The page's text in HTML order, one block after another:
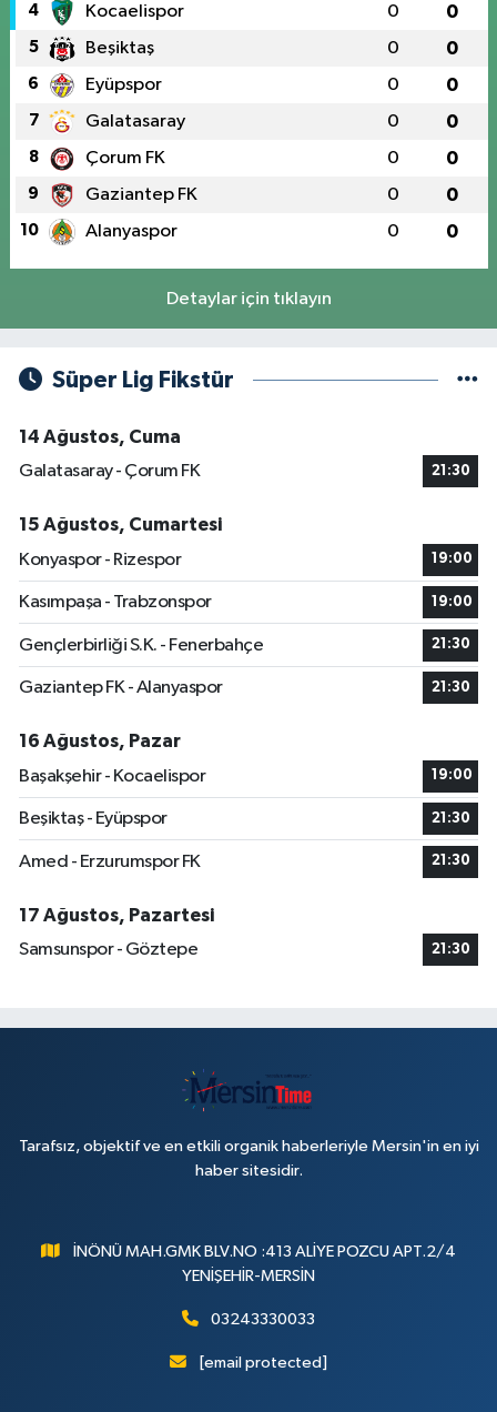
4 Kocaelispor 0 0
5 Beşiktaş 0 0
6 Eyüpspor 0 0
7 Galatasaray 0 0
8 Çorum FK 0 0
9 Gaziantep FK 0 0
10 Alanyaspor 0 0
Detaylar için tıklayın
Süper Lig Fikstür
14 Ağustos, Cuma
Galatasaray - Çorum FK
21:30
15 Ağustos, Cumartesi
Konyaspor - Rizespor
19:00
Kasımpaşa - Trabzonspor 19:00
Gençlerbirliği S.K. - Fenerbahçe 21:30
Gaziantep FK - Alanyaspor 21:30
16 Ağustos, Pazar
Başakşehir - Kocaelispor
19:00
Beşiktaş - Eyüpspor 21:30
Amed - Erzurumspor FK 21:30
17 Ağustos, Pazartesi
Samsunspor - Göztepe
21:30
Tarafsız, objektif ve en etkili organik haberleriyle Mersin'in en iyi
haber sitesidir.
İNÖNÜ MAH.GMK BLV.NO :413 ALİYE POZCU APT.2/4
YENİŞEHİR-MERSİN
03243330033
[email protected]